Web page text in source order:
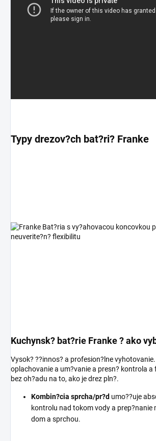
Typy drezov?ch bat?ri? Franke
Kuchynsk? bat?rie Franke ? ako
Vysok? ??innos? a profesion?lne
oplachovanie a um?vanie a presn? kontrola a
bez oh?adu na to, ako je drez pln?.
Kombin?cia sprcha/pr?d umo??uje
kontrolu nad tokom vody a prep?nanie
dom a sprchou.